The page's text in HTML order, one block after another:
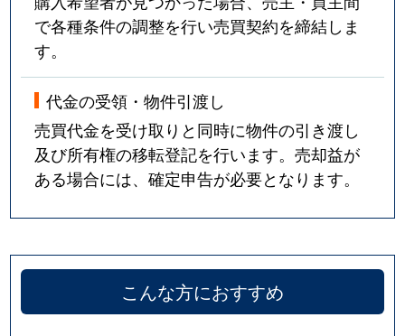
で各種条件の調整を行い売買契約を締結しま
す。
代金の受領・物件引渡し
売買代金を受け取りと同時に物件の引き渡し
及び所有権の移転登記を行います。売却益が
ある場合には、確定申告が必要となります。
こんな方におすすめ